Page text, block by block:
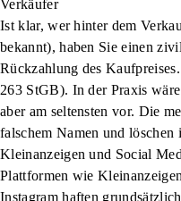
Verkäufer
Ist klar, wer hinter dem
bekannt), haben Sie einen
Rückzahlung des
263 StGB). In der Praxis
aber am seltensten vor. Die
falschem Namen und
Kleinanzeigen und Social
Plattformen wie
Instagram haften